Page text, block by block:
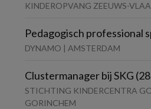
KINDEROPVANG ZEEUWS-
Pedagogisch professional
DYNAMO | AMSTERDAM
Clustermanager bij SKG
STICHTING KINDERCENTRA
GORINCHEM